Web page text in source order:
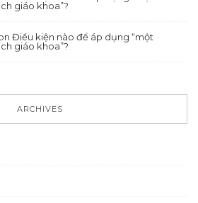
giáo khoa”?
Điều kiện nào để áp dụng “một
giáo khoa”?
ARCHIVES